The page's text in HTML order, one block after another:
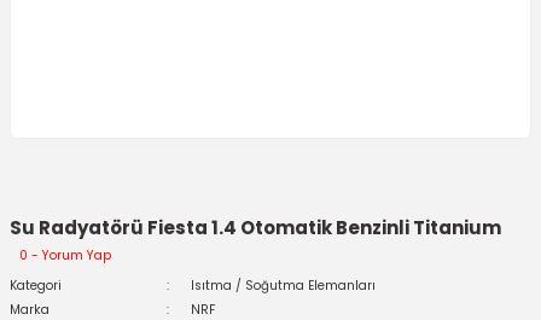
Su Radyatörü Fiesta 1.4 Otomatik Benzinli Titanium
0 - Yorum Yap
Kategori
Isıtma / Soğutma Elemanları
Marka
NRF